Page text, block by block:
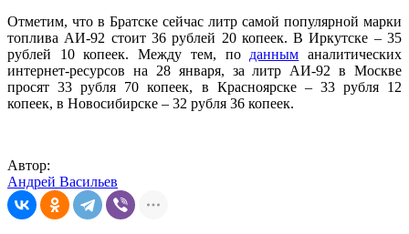
Отметим, что в Братске сейчас литр самой популярной марки
топлива АИ-92 стоит 36 рублей 20 копеек. В Иркутске – 35
рублей 10 копеек. Между тем, по данным аналитических
интернет-ресурсов на 28 января, за литр АИ-92 в Москве
просят 33 рубля 70 копеек, в Красноярске – 33 рубля 12
копеек, в Новосибирске – 32 рубля 36 копеек.
Автор:
Андрей Васильев